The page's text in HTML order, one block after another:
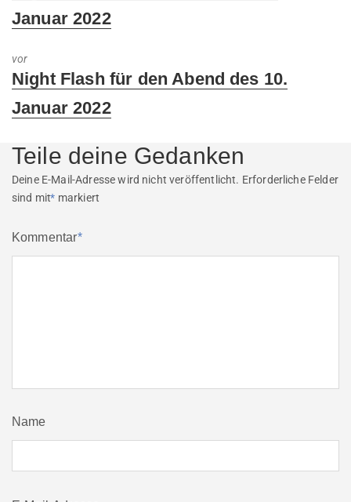
Januar 2022
vor
Next
Night Flash für den Abend des 10.
Januar 2022
Teile deine Gedanken
Deine E-Mail-Adresse wird nicht veröffentlicht. Erforderliche Felder
sind mit* markiert
Kommentar*
Name